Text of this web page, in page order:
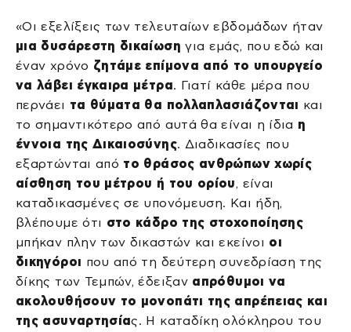
«Οι εξελίξεις των τελευταίων εβδομάδων ήταν
μια δυσάρεστη δικαίωση για εμάς, που εδώ και
έναν χρόνο ζητάμε επίμονα από το υπουργείο
να λάβει έγκαιρα μέτρα. Γιατί κάθε μέρα που
περνάει τα θύματα θα πολλαπλασιάζονται και
το σημαντικότερο από αυτά θα είναι η ίδια η
έννοια της Δικαιοσύνης. Διαδικασίες που
εξαρτώνται από το θράσος ανθρώπων χωρίς
αίσθηση του μέτρου ή του ορίου, είναι
καταδικασμένες σε υπονόμευση. Και ήδη,
βλέπουμε ότι στο κάδρο της στοχοποίησης
μπήκαν πλην των δικαστών και εκείνοι οι
δικηγόροι που από τη δεύτερη συνεδρίαση της
δίκης των Τεμπών, έδειξαν απρόθυμοι να
ακολουθήσουν το μονοπάτι της απρέπειας και
της ασυναρτησίας. Η καταδίκη ολόκληρου του